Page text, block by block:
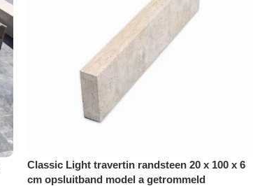
Classic Light travertin randsteen 20 x 100 x 6
cm opsluitband model a getrommeld